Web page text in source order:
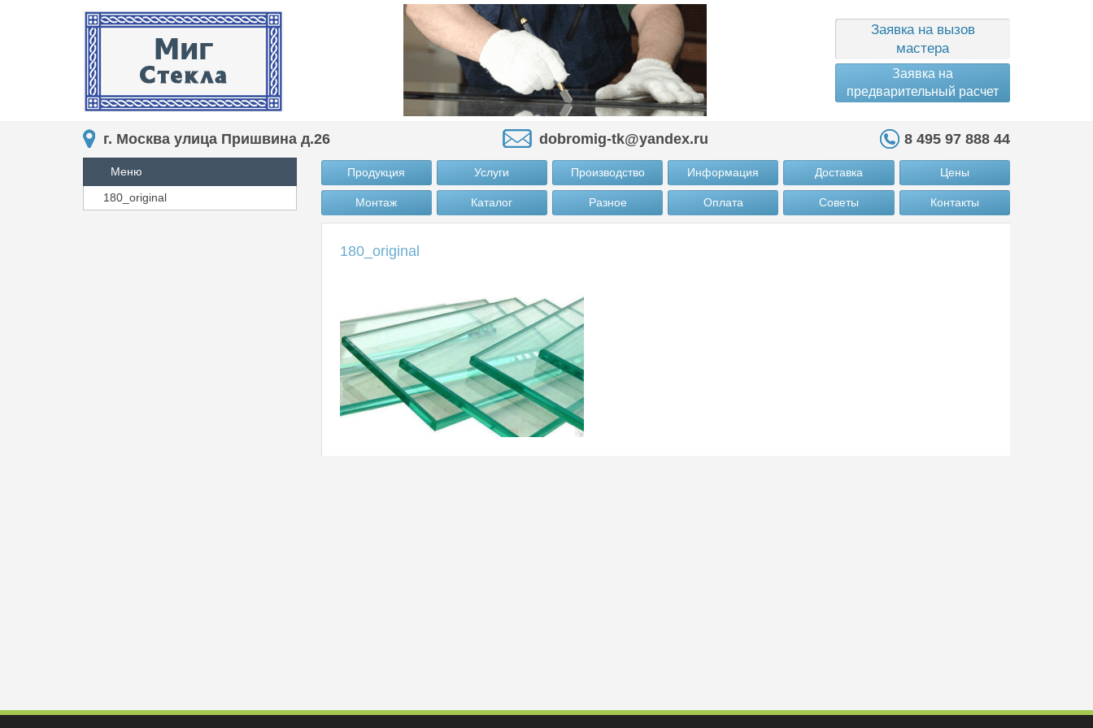
Заявка на вызов
мастера
Заявка на
предварительный расчет
г. Москва улица Пришвина д.26 dobromig-tk@yandex.ru 8 495 97 888 44
Меню
180_original
Продукция Услуги Производство Информация Доставка Цены
Монтаж Каталог Разное Оплата Советы Контакты
180_original